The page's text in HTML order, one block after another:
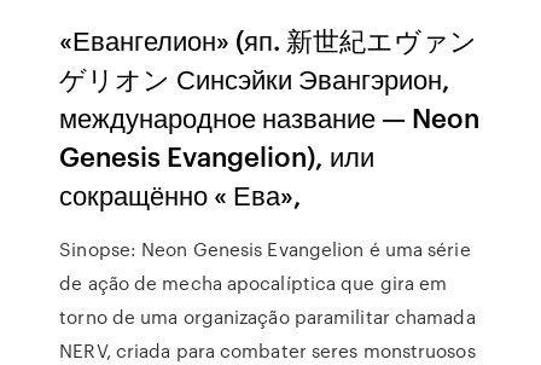
«Евангелион» (яп. 新世紀エヴァン
ゲリオン Синсэйки Эвангэрион,
международное название — Neon
Genesis Evangelion), или
сокращённо « Ева»,
Sinopse: Neon Genesis Evangelion é uma série
de ação de mecha apocalíptica que gira em
torno de uma organização paramilitar chamada
NERV, criada para combater seres monstruosos